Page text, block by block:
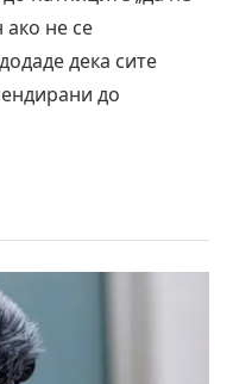
не се
дека сите
до